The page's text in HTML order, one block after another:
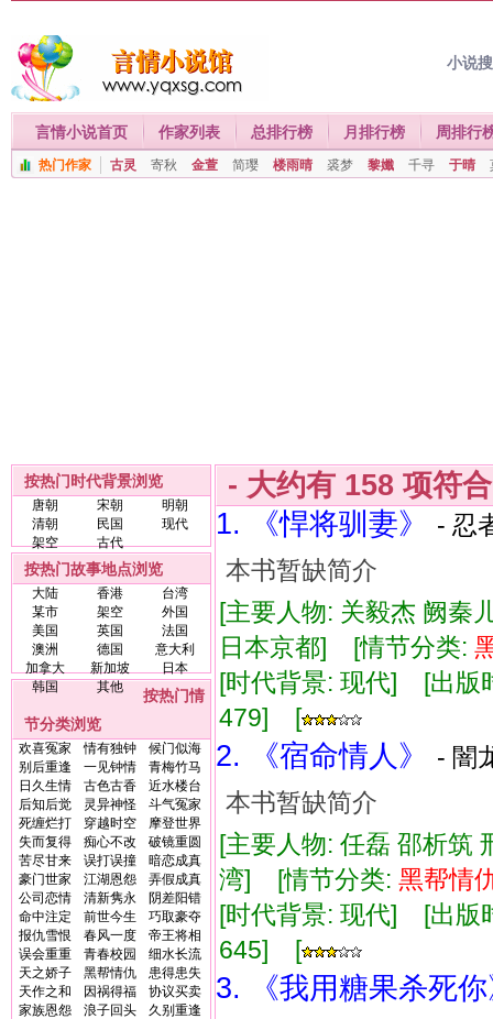
小说
言情小说首页 作家列表 总排行榜 月排行榜 周排行
热门作家 古灵 寄秋 金萱 简璎 楼雨晴 裘梦 黎孅 千寻 于晴
按热门时代背景浏览
唐朝 宋朝
明朝
清朝
民国
现代
架空
古代
按热门故事地点浏览
大陆 香港
台湾
某市
架空
外国
美国
英国
法国
澳洲
德国
意大利
加拿大
新加坡
日本
韩国
其他
按热门情
节分类浏览
欢喜冤家 情有独钟
候门似海
别后重逢
一见钟情
青梅竹马
日久生情
古色古香
近水楼台
后知后觉
灵异神怪
斗气冤家
死缠烂打
穿越时空
摩登世界
失而复得
痴心不改
破镜重圆
苦尽甘来
误打误撞
暗恋成真
豪门世家
江湖恩怨
弄假成真
公司恋情
清新隽永
阴差阳错
命中注定
前世今生
巧取豪夺
报仇雪恨
春风一度
帝王将相
误会重重
青春校园
细水长流
天之娇子
黑帮情仇
患得患失
天作之和
因祸得福
协议买卖
家族恩怨
浪子回头
久别重逢
- 大约有 158 项符
1. 《悍将驯妻》
- 忍
本书暂缺简介
[主要人物: 关毅杰 阙秦
日本京都] [情节分类:
[时代背景: 现代] [出
479] [
2. 《宿命情人》
- 闇
本书暂缺简介
[主要人物: 任磊 邵析筑
湾] [情节分类: 黑帮情
[时代背景: 现代] [出
645] [
3. 《我用糖果杀死